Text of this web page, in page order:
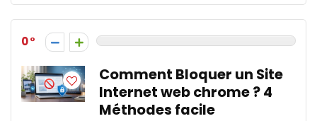
0
Comment Bloquer un Site
Internet web chrome ? 4
Méthodes facile